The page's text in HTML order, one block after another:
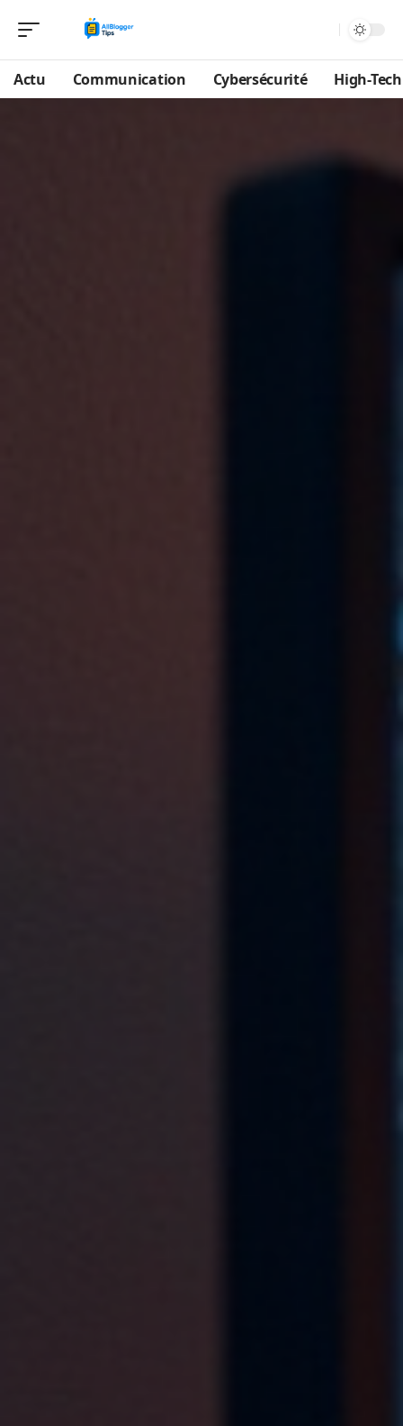
Actu Communication Cybersécurité High-Tech